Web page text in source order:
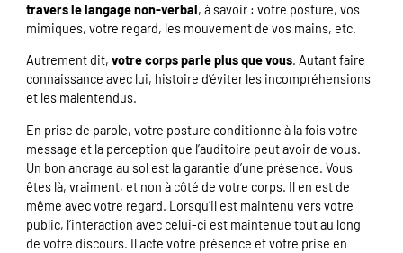
travers le langage non-verbal, à savoir : votre posture, vos
mimiques, votre regard, les mouvement de vos mains, etc.
Autrement dit, votre corps parle plus que vous. Autant faire
connaissance avec lui, histoire d’éviter les incompréhensions
et les malentendus.
En prise de parole, votre posture conditionne à la fois votre
message et la perception que l’auditoire peut avoir de vous.
Un bon ancrage au sol est la garantie d’une présence. Vous
êtes là, vraiment, et non à côté de votre corps. Il en est de
même avec votre regard. Lorsqu’il est maintenu vers votre
public, l’interaction avec celui-ci est maintenue tout au long
de votre discours. Il acte votre présence et votre prise en